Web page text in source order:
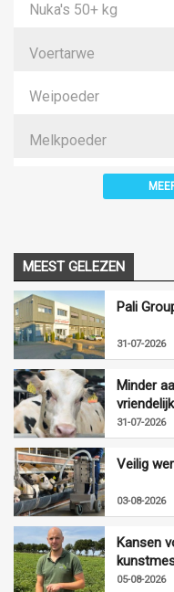
Nuka's 50+ kg
Voertarwe
Weipoeder
Melkpoeder
MEEST GELEZEN
Pali
31-07-2026
Minder
31-07-2026
Veilig
03-08-2026
Kansen
05-08-2026